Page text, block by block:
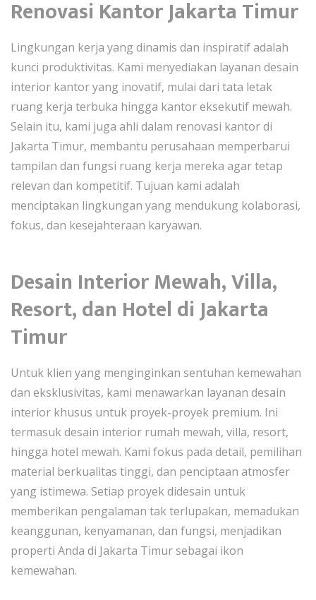
Renovasi Kantor Jakarta Timur
Lingkungan kerja yang dinamis dan inspiratif adalah
kunci produktivitas. Kami menyediakan layanan desain
interior kantor yang inovatif, mulai dari tata letak
ruang kerja terbuka hingga kantor eksekutif mewah.
Selain itu, kami juga ahli dalam renovasi kantor di
Jakarta Timur, membantu perusahaan memperbarui
tampilan dan fungsi ruang kerja mereka agar tetap
relevan dan kompetitif. Tujuan kami adalah
menciptakan lingkungan yang mendukung kolaborasi,
fokus, dan kesejahteraan karyawan.
Desain Interior Mewah, Villa,
Resort, dan Hotel di Jakarta
Timur
Untuk klien yang menginginkan sentuhan kemewahan
dan eksklusivitas, kami menawarkan layanan desain
interior khusus untuk proyek-proyek premium. Ini
termasuk desain interior rumah mewah, villa, resort,
hingga hotel mewah. Kami fokus pada detail, pemilihan
material berkualitas tinggi, dan penciptaan atmosfer
yang istimewa. Setiap proyek didesain untuk
memberikan pengalaman tak terlupakan, memadukan
keanggunan, kenyamanan, dan fungsi, menjadikan
properti Anda di Jakarta Timur sebagai ikon
kemewahan.